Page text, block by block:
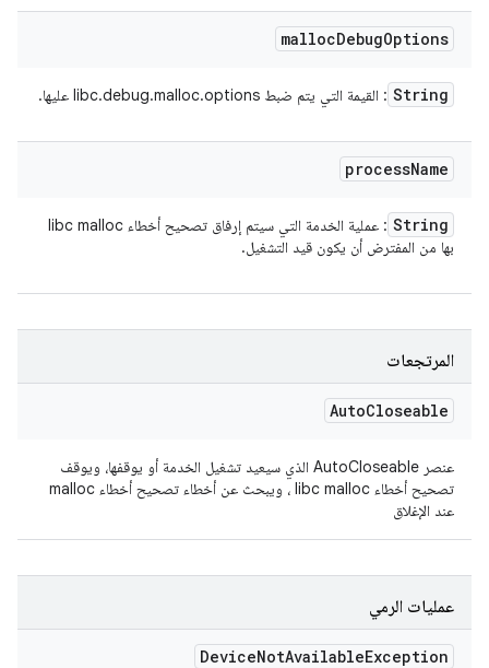
mallocDebugOptions
String : القيمة التي يتم ضبط libc.debug.malloc.options عليها.
processName
String
: عملية الخدمة التي سيتم إرفاق تصحيح أخطاء libc malloc
بها من المفترض أن يكون قيد التشغيل.
المرتجعات
AutoCloseable
عنصر AutoCloseable الذي سيعيد تشغيل الخدمة أو يوقفها، ويوقف
تصحيح أخطاء libc malloc ، ويبحث عن أخطاء تصحيح أخطاء malloc
عند الإغلاق
عمليات الرمي
DeviceNotAvailableException